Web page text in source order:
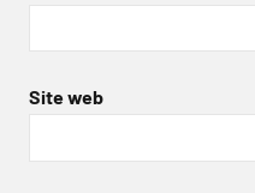
Site web